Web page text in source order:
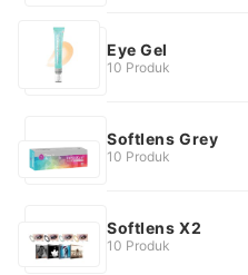
Eye Gel
10 Produk
Softlens Grey
10 Produk
Softlens X2
10 Produk